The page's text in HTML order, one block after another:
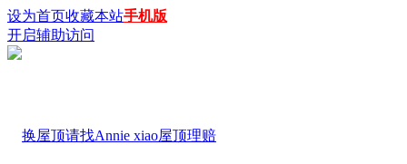
设为首页收藏本站手机版
开启辅助访问